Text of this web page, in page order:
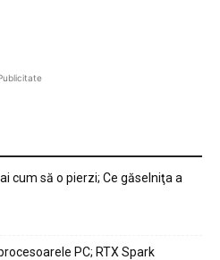
cum să o pierzi; Ce găselniţa a
PC; RTX Spark